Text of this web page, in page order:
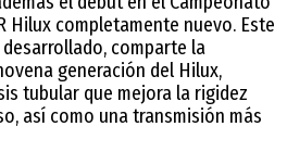
Hilux completamente nuevo. Este
comparte la
generación del Hilux,
tubular que mejora la rigidez
así como una transmisión más